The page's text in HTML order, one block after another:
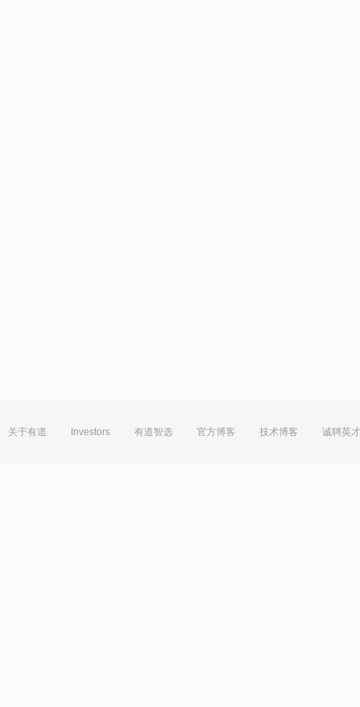
关于有道 Investors 有道智选 官方博客 技术博客 诚聘英才